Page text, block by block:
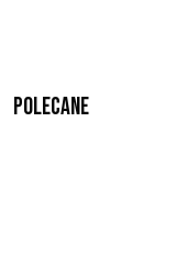
Polecane